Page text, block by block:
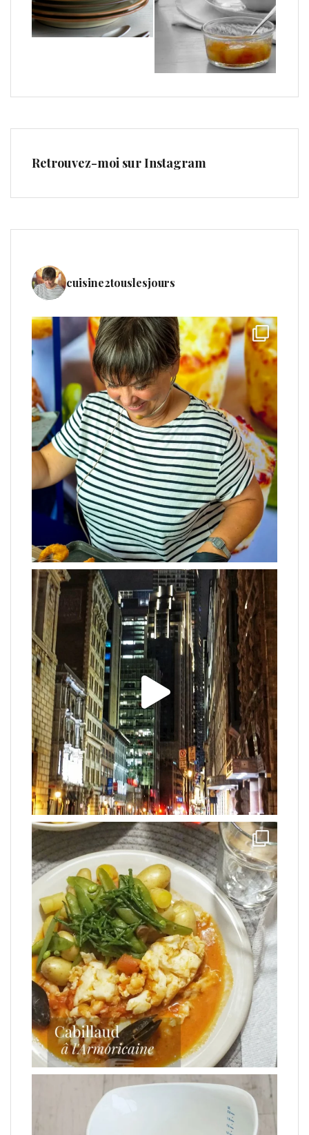
Retrouvez-moi sur Instagram
cuisine2touslesjours